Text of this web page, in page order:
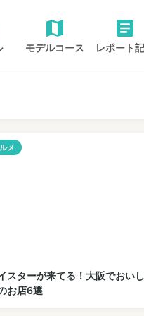
モデルコース レポート
メ
スターが来てる！大阪でおい
お店6選